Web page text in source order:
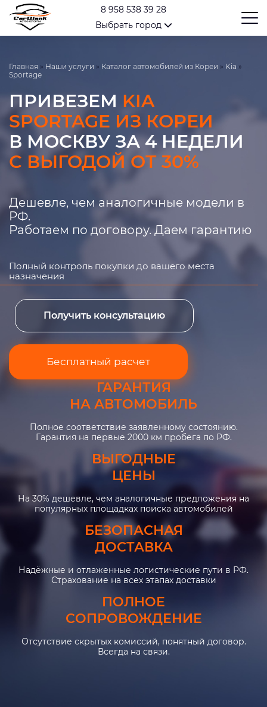
8 958 538 39 28
Выбрать город
Главная » Наши услуги » Каталог автомобилей из Кореи » Kia »
Sportage
ПРИВЕЗЕМ KIA
SPORTAGE ИЗ КОРЕИ
В МОСКВУ ЗА 4 НЕДЕЛИ
С ВЫГОДОЙ ОТ 30%
Дешевле, чем аналогичные модели в
РФ.
Работаем по договору. Даем гарантию
Полный контроль покупки до вашего места
назначения
Получить консультацию
Бесплатный расчет
ГАРАНТИЯ
НА АВТОМОБИЛЬ
Полное соответствие заявленному состоянию.
Гарантия на первые 2000 км пробега по РФ.
ВЫГОДНЫЕ
ЦЕНЫ
На 30% дешевле, чем аналогичные предложения на
популярных площадках поиска автомобилей
БЕЗОПАСНАЯ
ДОСТАВКА
Надёжные и отлаженные логистические пути в РФ.
Страхование на всех этапах доставки
ПОЛНОЕ
СОПРОВОЖДЕНИЕ
Отсутствие скрытых комиссий, понятный договор.
Всегда на связи.